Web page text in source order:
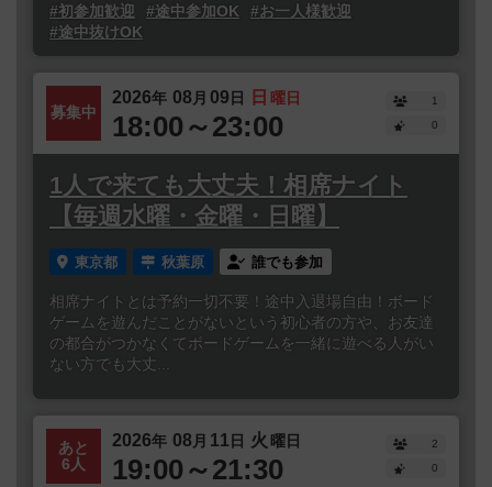
#初参加歓迎
#途中参加OK
#お一人様歓迎
#途中抜けOK
募集中
2026年 08 月 09日 日 曜日
18:00～23:00
1
0
1人で来ても大丈夫！相席ナイト
【毎週水曜・金曜・日曜】
東京都 秋葉原 誰でも参加
相席ナイトとは予約一切不要！途中入退場自由！ボード
ゲームを遊んだことがないという初心者の方や、お友達
の都合がつかなくてボードゲームを一緒に遊べる人がい
ない方でも大丈...
あと
6人
2026年 08 月 11日 火 曜日
19:00～21:30
2
0